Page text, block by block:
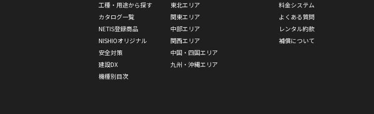
工種・用途から探す
カタログ一覧
NETIS登録商品
NISHIOオリジナル
安全対策
建設DX
機種別目次
東北エリア
関東エリア
中部エリア
関西エリア
中国・四国エリア
九州・沖縄エリア
料金システム
よくある質問
レンタル約款
補償について